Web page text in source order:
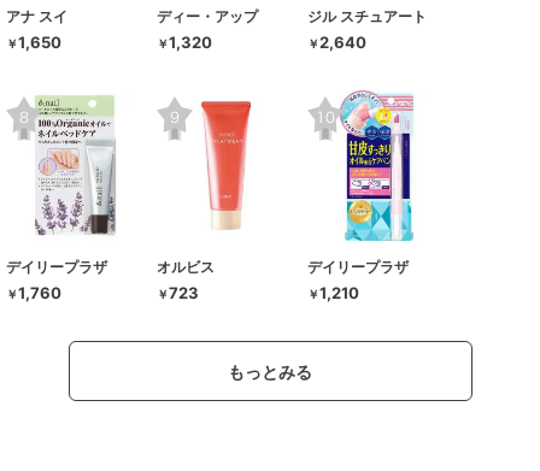
アナ スイ
￥1,650
ディー・アップ
￥1,320
ジル スチュアート
￥2,640
デイリープラザ
￥1,760
オルビス
￥723
デイリープラザ
￥1,210
もっとみる